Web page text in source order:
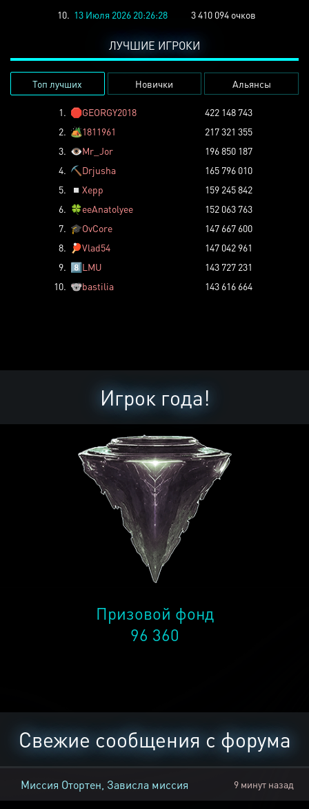
10. 13 Июля 2026 20:26:28 3 410 094 очков
ЛУЧШИЕ ИГРОКИ
Топ лучших Новички Альянсы
1. 🛑GEORGY2018
422 148 743
2. 🏕️1811961
217 321 355
3. 👁️Mr_Jor
196 850 187
4. ⛏️ Drjusha
165 796 010
5.
◽ Xepp
159 245 842
6. 🍀eeAnatolyee
152 063 763
7. 🎓OvCore
147 667 600
8.
🏓Vlad54
147 042 961
9. 8️⃣LMU
143 727 231
10. 🐨bastilia 143 616 664
Игрок года!
Призовой фонд
96 360
Свежие сообщения с форума
Миссия Отортен, Зависла миссия 9 минут назад